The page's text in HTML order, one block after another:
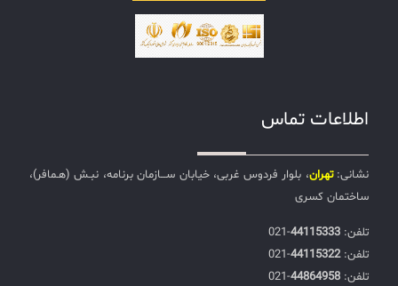
اطلاعات تماس
نشانی:تهران، بلوار فردوس غربی، خیابان ســـازمان برنامه، نبـش (هـمافر)،
ساختمان کسری
تلفن:‌ 44115333
-021
تلفن:‌44115322
-021
تلفن:‌ 44864958
-021